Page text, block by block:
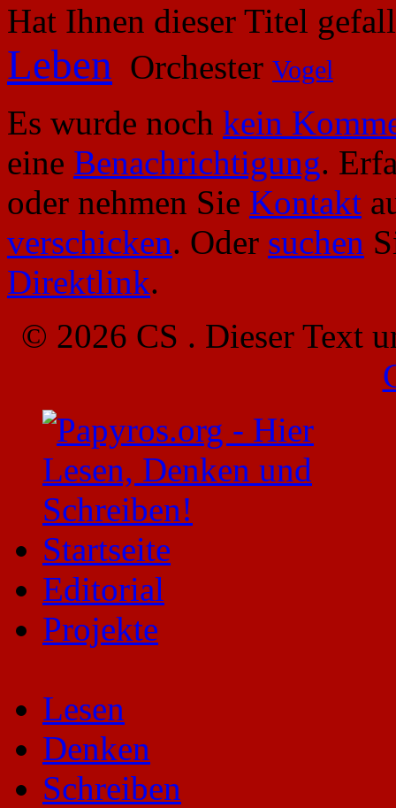
Hat Ihnen dieser Titel
Leben Orchester Vogel
Es wurde noch kein
eine Benachrichtigung.
oder nehmen Sie Kontakt
verschicken. Oder suchen
Direktlink.
© 2026 CS . Dieser Text
Startseite
Editorial
Projekte
Lesen
Denken
Schreiben